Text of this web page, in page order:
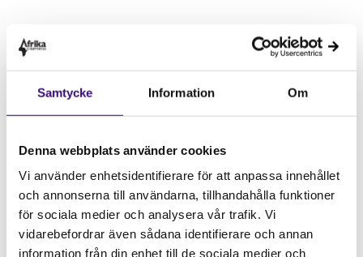
Samtycke Information Om
Denna webbplats använder cookies
Vi använder enhetsidentifierare för att anpassa innehållet
och annonserna till användarna, tillhandahålla funktioner
för sociala medier och analysera vår trafik. Vi
vidarebefordrar även sådana identifierare och annan
information från din enhet till de sociala medier och
Olga påpekar dessvärre hur svårt det är för
konsumenter att göra hållbara val i ett system som är
byggt för att främja kommersiella intressen.
– Vi förväntar oss att konsumenter ska göra
affärerna är utbudet fyllt av icke hållbara produkter,
och även ekologiska alternativ bidrar sällan till
social och ekonomisk hållbarhet. Till exempel går
bara cirka 9 % av priset på en vara till lantbrukaren,
vilket direkt motverkar omställningen till ett hållbart
jordbruk.